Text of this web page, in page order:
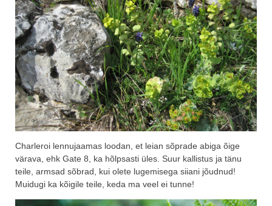
Charleroi lennujaamas loodan, et leian sõprade abiga õige
värava, ehk Gate 8, ka hõlpsasti üles. Suur kallistus ja tänu
teile, armsad sõbrad, kui olete lugemisega siiani jõudnud!
Muidugi ka kõigile teile, keda ma veel ei tunne!